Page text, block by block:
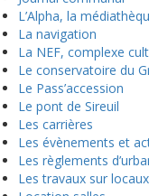
L’Alpha, la
La navigation
La NEF, complexe
Le conservatoire du
Le Pass’accession
Le pont de Sireuil
Les carrières
Les évènements et
Les règlements
Les travaux sur